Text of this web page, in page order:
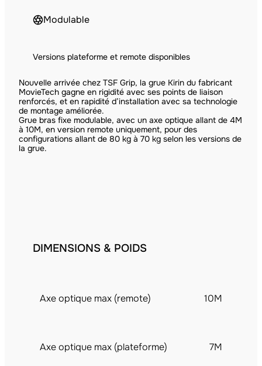
Modulable
Versions plateforme et remote disponibles
Nouvelle arrivée chez TSF Grip, la grue Kirin du fabricant
MovieTech gagne en rigidité avec ses points de liaison
renforcés, et en rapidité d’installation avec sa technologie
de montage améliorée.
Grue bras fixe modulable, avec un axe optique allant de 4M
à 10M, en version remote uniquement, pour des
configurations allant de 80 kg à 70 kg selon les versions de
la grue.
DIMENSIONS & POIDS
Axe optique max (remote) 10M
Axe optique max (plateforme) 7M